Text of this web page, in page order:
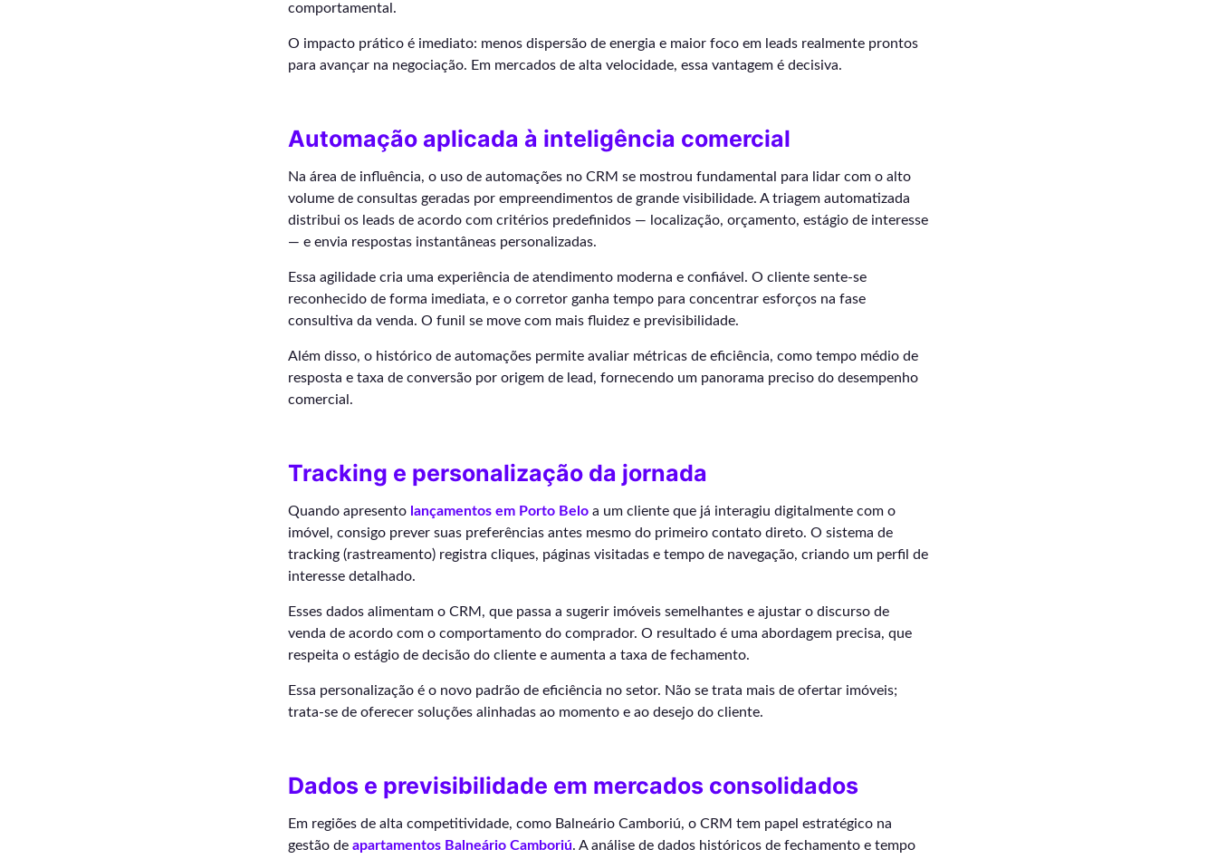
comportamental.
O impacto prático é imediato: menos dispersão de energia e maior foco em leads realmente prontos
para avançar na negociação. Em mercados de alta velocidade, essa vantagem é decisiva.
Automação aplicada à inteligência comercial
Na área de influência, o uso de automações no CRM se mostrou fundamental para lidar com o alto
volume de consultas geradas por empreendimentos de grande visibilidade. A triagem automatizada
distribui os leads de acordo com critérios predefinidos — localização, orçamento, estágio de interesse
— e envia respostas instantâneas personalizadas.
Essa agilidade cria uma experiência de atendimento moderna e confiável. O cliente sente-se
reconhecido de forma imediata, e o corretor ganha tempo para concentrar esforços na fase
consultiva da venda. O funil se move com mais fluidez e previsibilidade.
Além disso, o histórico de automações permite avaliar métricas de eficiência, como tempo médio de
resposta e taxa de conversão por origem de lead, fornecendo um panorama preciso do desempenho
comercial.
Tracking e personalização da jornada
Quando apresento lançamentos em Porto Belo a um cliente que já interagiu digitalmente com o
imóvel, consigo prever suas preferências antes mesmo do primeiro contato direto. O sistema de
tracking (rastreamento) registra cliques, páginas visitadas e tempo de navegação, criando um perfil de
interesse detalhado.
Esses dados alimentam o CRM, que passa a sugerir imóveis semelhantes e ajustar o discurso de
venda de acordo com o comportamento do comprador. O resultado é uma abordagem precisa, que
respeita o estágio de decisão do cliente e aumenta a taxa de fechamento.
Essa personalização é o novo padrão de eficiência no setor. Não se trata mais de ofertar imóveis;
trata-se de oferecer soluções alinhadas ao momento e ao desejo do cliente.
Dados e previsibilidade em mercados consolidados
Em regiões de alta competitividade, como Balneário Camboriú, o CRM tem papel estratégico na
gestão de apartamentos Balneário Camboriú. A análise de dados históricos de fechamento e tempo